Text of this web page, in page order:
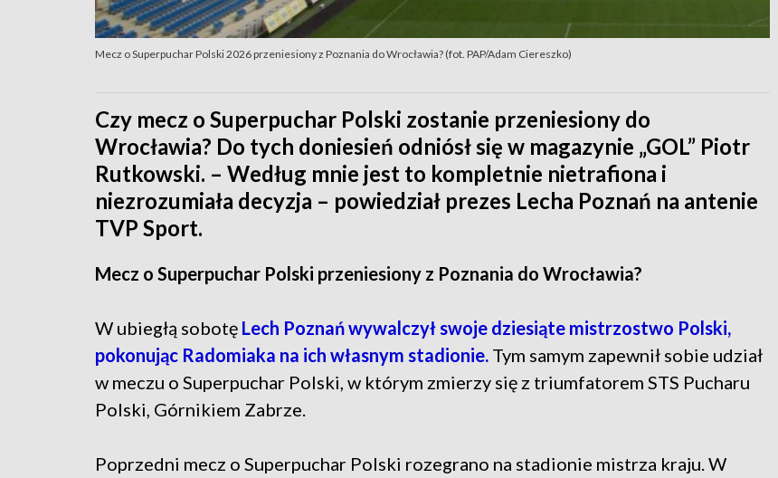
Mecz o Superpuchar Polski 2026 przeniesiony z Poznania do Wrocławia? (fot. PAP/Adam Ciereszko)
Czy mecz o Superpuchar Polski zostanie przeniesiony do
Wrocławia? Do tych doniesień odniósł się w magazynie „GOL” Piotr
Rutkowski. – Według mnie jest to kompletnie nietrafiona i
niezrozumiała decyzja – powiedział prezes Lecha Poznań na antenie
TVP Sport.
Mecz o Superpuchar Polski przeniesiony z Poznania do Wrocławia?
W ubiegłą sobotę Lech Poznań wywalczył swoje dziesiąte mistrzostwo Polski,
pokonując Radomiaka na ich własnym stadionie. Tym samym zapewnił sobie udział
w meczu o Superpuchar Polski, w którym zmierzy się z triumfatorem STS Pucharu
Polski, Górnikiem Zabrze.
Poprzedni mecz o Superpuchar Polski rozegrano na stadionie mistrza kraju. W